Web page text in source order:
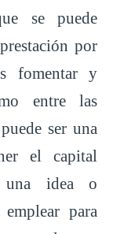
se puede
por
fomentar y
entre las
ser una
el capital
una idea o
para